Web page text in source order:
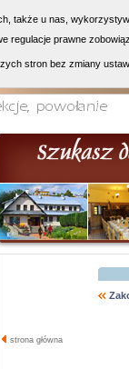
strona główna
także u nas,
regulacje prawne
stron bez zmiany